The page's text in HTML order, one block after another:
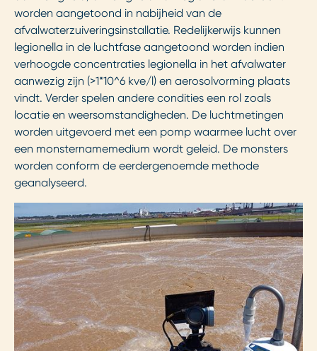
worden aangetoond in nabijheid van de
afvalwaterzuiveringsinstallatie. Redelijkerwijs kunnen
legionella in de luchtfase aangetoond worden indien
verhoogde concentraties legionella in het afvalwater
aanwezig zijn (>1*10^6 kve/l) en aerosolvorming plaats
vindt. Verder spelen andere condities een rol zoals
locatie en weersomstandigheden. De luchtmetingen
worden uitgevoerd met een pomp waarmee lucht over
een monsternamemedium wordt geleid. De monsters
worden conform de eerdergenoemde methode
geanalyseerd.